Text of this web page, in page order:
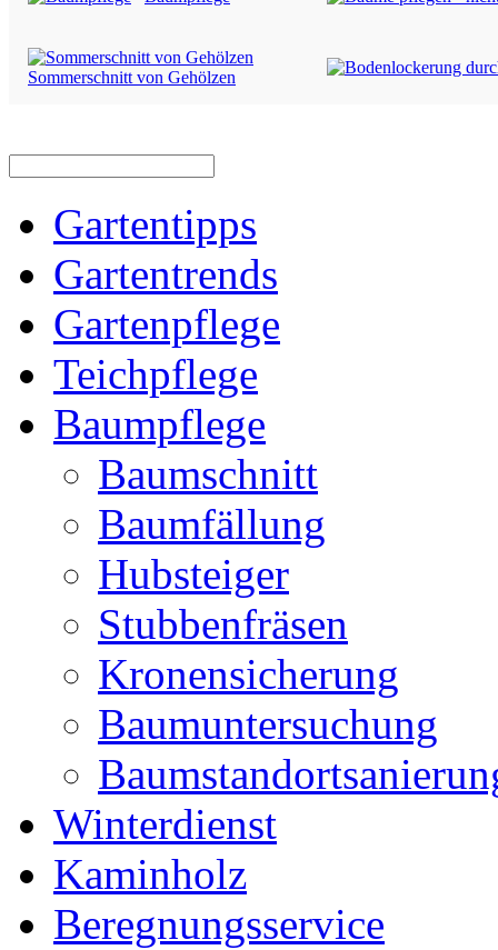
Sommerschnitt von Gehölzen
Gartentipps
Gartentrends
Gartenpflege
Teichpflege
Baumpflege
Baumschnitt
Baumfällung
Hubsteiger
Stubbenfräsen
Kronensicherung
Baumuntersuchung
Winterdienst
Kaminholz
Beregnungsservice